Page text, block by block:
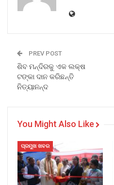
PREV POST
ଶିବ ମନ୍ଦିରକୁ ଏକ ଲକ୍ଷ
ଟଙ୍କା ଦାନ କରିଛନ୍ତି
ନିତ୍ୟାନନ୍ଦ
You Might Also Like
ପ୍ରମୁଖ ଖବର